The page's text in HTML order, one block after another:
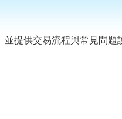
並提供交易流程與常見問題